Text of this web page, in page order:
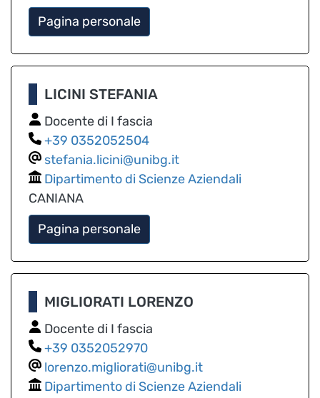
Pagina personale
LICINI STEFANIA
Docente di I fascia
0352052504
stefania.licini@unibg.it
Dipartimento di Scienze Aziendali
CANIANA
Pagina personale
MIGLIORATI LORENZO
Docente di I fascia
0352052970
lorenzo.migliorati@unibg.it
Dipartimento di Scienze Aziendali